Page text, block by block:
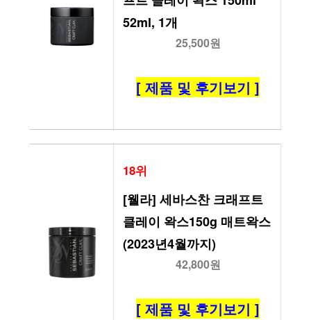
52ml, 1개
25,500원
[ 제품 및 후기보기 ]
18위
[웰라] 세바스찬 크래프트
클레이 왁스150g 매트왁스
(2023년4월까지)
42,800원
[ 제품 및 후기보기 ]